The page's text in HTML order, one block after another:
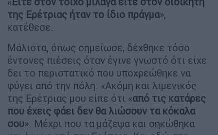
της Ερέτριας ήταν το ίδιο πράγμα»,
κατέθεσε.
Μάλιστα, όπως σημείωσε, δέχθηκε τόσο
έντονες πιέσεις όταν έγινε γνωστό ότι είχε
δει το περιστατικό που υποχρεώθηκε να
φύγει από την πόλη. «Ακόμη και λιμενικός
της Ερέτριας μου είπε ότι «από τις κατάρες
που έχεις φάει δεν θα λιώσουν τα κόκαλα
σου». Μέχρι που τα μάζεψα και σηκώθηκα